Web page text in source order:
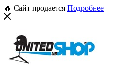
🔥 Сайт продается Подробнее